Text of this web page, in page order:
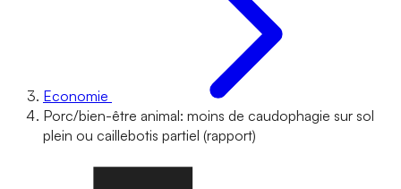
Economie
Porc/bien-être animal: moins de caudophagie sur sol
plein ou caillebotis partiel (rapport)